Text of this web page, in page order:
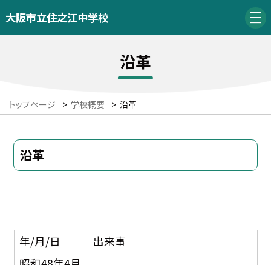
大阪市立住之江中学校
沿革
トップページ > 学校概要 > 沿革
沿革
年/月/日
出来事